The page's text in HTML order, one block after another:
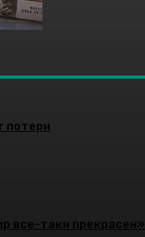
потери
все-таки прекрасен»